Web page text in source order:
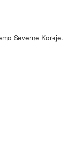
Severne Koreje.